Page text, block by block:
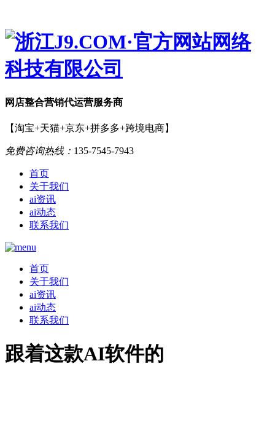
网店整合营销代运营服务商
【淘宝+天猫+京东+拼多多+跨境电商】
免费咨询热线： 135-7545-7943
首页
关于我们
ai资讯
ai动态
联系我们
首页
关于我们
ai资讯
ai动态
联系我们
跟着这款AI软件的